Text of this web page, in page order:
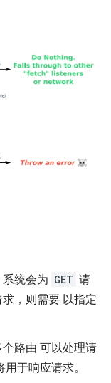
统会为 GET 请
，则需要 以指定
路由 可以处理请
于响应请求。